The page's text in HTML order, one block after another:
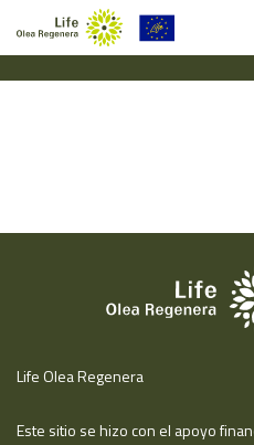
Solicitud #26045
Life Olea Regenera
Este sitio se hizo con el apoyo